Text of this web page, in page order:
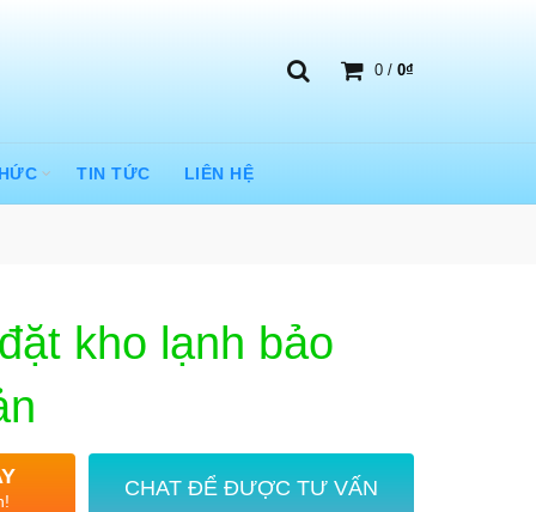
0 / 0₫
TIN TỨC LIÊN HỆ
kho lạnh bảo
CHAT ĐỂ ĐƯỢC TƯ VẤN